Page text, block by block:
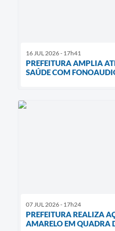
16 JUL 2026 - 17h41
PREFEITURA AMPLIA
SAÚDE COM
07 JUL 2026 - 17h24
PREFEITURA REALIZA
AMARELO EM QUADRA